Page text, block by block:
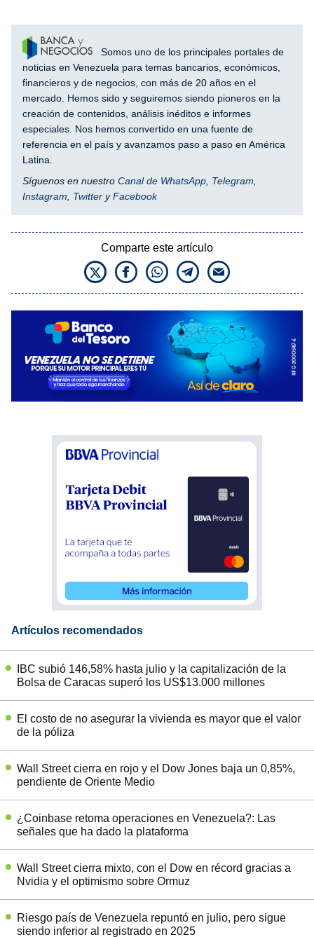
Somos uno de los principales portales de
noticias en Venezuela para temas bancarios, económicos,
financieros y de negocios, con más de 20 años en el
mercado. Hemos sido y seguiremos siendo pioneros en la
creación de contenidos, análisis inéditos e informes
especiales. Nos hemos convertido en una fuente de
referencia en el país y avanzamos paso a paso en América
Latina.
Síguenos en nuestro Canal de WhatsApp Telegram
Instagram
Twitter yFacebook
Comparte este artículo
Artículos recomendados
IBC subió 146,58% hasta julio y la capitalización de la
Bolsa de Caracas superó los US$13.000 millones
El costo de no asegurar la vivienda es mayor que el valor
de la póliza
Wall Street cierra en rojo y el Dow Jones baja un 0,85%,
pendiente de Oriente Medio
¿Coinbase retoma operaciones en Venezuela?: Las
señales que ha dado la plataforma
Wall Street cierra mixto, con el Dow en récord gracias a
Nvidia y el optimismo sobre Ormuz
Riesgo país de Venezuela repuntó en julio, pero sigue
siendo inferior al registrado en 2025